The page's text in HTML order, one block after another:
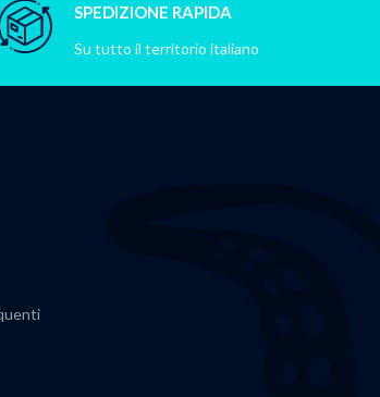
SPEDIZIONE RAPIDA
Su tutto il territorio italiano